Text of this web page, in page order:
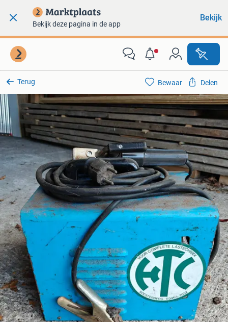
Bekijk deze pagina in de app
Bekijk
Terug Bewaar Delen